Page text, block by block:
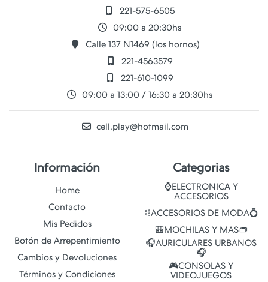
221-575-6505
09:00 a 20:30hs
Calle 137 N1469 (los hornos)
221-4563579
221-610-1099
09:00 a 13:00 / 16:30 a 20:30hs
cell.play@hotmail.com
Información
Home
Contacto
Mis Pedidos
Botón de Arrepentimiento
Cambios y Devoluciones
Términos y Condiciones
Categorias
⌚ELECTRONICA Y
ACCESORIOS
⛓️ACCESORIOS DE MODA💍
🎒MOCHILAS Y MAS👝
🎧AURICULARES URBANOS
🎧
🎮CONSOLAS Y
VIDEOJUEGOS